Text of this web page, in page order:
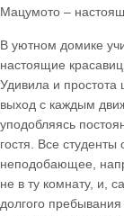
Мацумото –
В уютном домике
настоящие
Удивила и
выход с каждым
уподобляясь
гостя. Все
неподобающее,
не в ту комнату, и,
долгого